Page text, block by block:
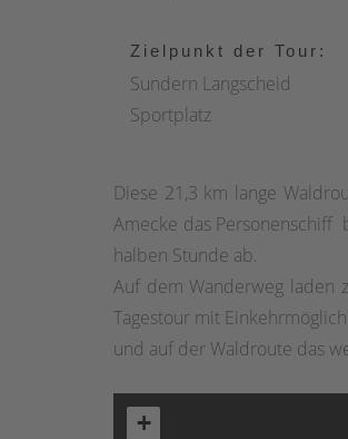
Zielpunkt der Tour:
Sundern Langscheid
Sportplatz
Diese 21,3 km lange
Amecke das Personenschiff
halben Stunde ab.
Auf dem Wanderweg laden
Tagestour mit
und auf der Waldroute das
+